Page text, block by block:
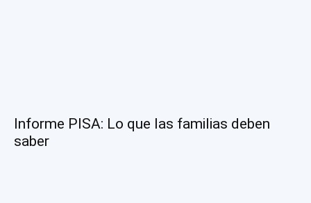
Informe PISA: Lo que las familias deben
saber